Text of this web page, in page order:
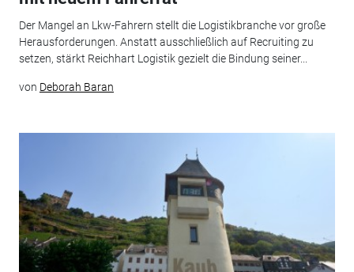
Der Mangel an Lkw-Fahrern stellt die Logistikbranche vor große
Herausforderungen. Anstatt ausschließlich auf Recruiting zu
setzen, stärkt Reichhart Logistik gezielt die Bindung seiner...
von Deborah Baran